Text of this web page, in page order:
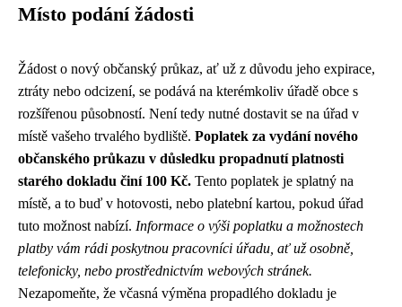
Místo podání žádosti
Žádost o nový občanský průkaz, ať už z důvodu jeho expirace,
ztráty nebo odcizení, se podává na kterémkoliv úřadě obce s
rozšířenou působností. Není tedy nutné dostavit se na úřad v
místě vašeho trvalého bydliště. Poplatek za vydání nového
občanského průkazu v důsledku propadnutí platnosti
starého dokladu činí 100 Kč. Tento poplatek je splatný na
místě, a to buď v hotovosti, nebo platební kartou, pokud úřad
tuto možnost nabízí. Informace o výši poplatku a možnostech
platby vám rádi poskytnou pracovníci úřadu, ať už osobně,
telefonicky, nebo prostřednictvím webových stránek.
Nezapomeňte, že včasná výměna propadlého dokladu je